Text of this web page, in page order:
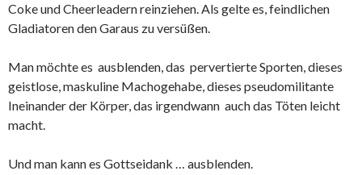
Coke und Cheerleadern reinziehen. Als gelte es, feindlichen
Gladiatoren den Garaus zu versüßen.
Man möchte es ausblenden, das pervertierte Sporten, dieses
geistlose, maskuline Machogehabe, dieses pseudomilitante
Ineinander der Körper, das irgendwann auch das Töten leicht
macht.
Und man kann es Gottseidank … ausblenden.